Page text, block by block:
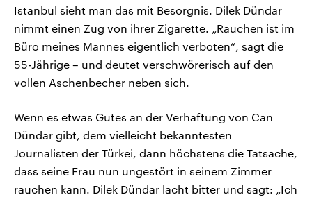
Istanbul sieht man das mit Besorgnis. Dilek Dündar
nimmt einen Zug von ihrer Zigarette. „Rauchen ist im
Büro meines Mannes eigentlich verboten“, sagt die
55-Jährige – und deutet verschwörerisch auf den
vollen Aschenbecher neben sich.
Wenn es etwas Gutes an der Verhaftung von Can
Dündar gibt, dem vielleicht bekanntesten
Journalisten der Türkei, dann höchstens die Tatsache,
dass seine Frau nun ungestört in seinem Zimmer
rauchen kann. Dilek Dündar lacht bitter und sagt: „Ich